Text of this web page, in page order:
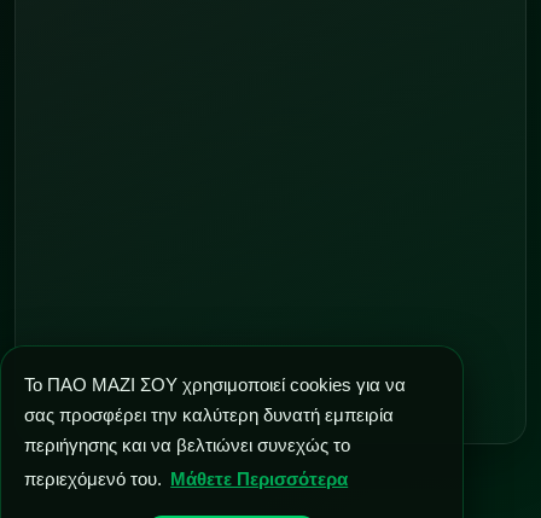
Το ΠΑΟ ΜΑΖΙ ΣΟΥ χρησιμοποιεί cookies για να
σας προσφέρει την καλύτερη δυνατή εμπειρία
περιήγησης και να βελτιώνει συνεχώς το
περιεχόμενό του. Μάθετε Περισσότερα